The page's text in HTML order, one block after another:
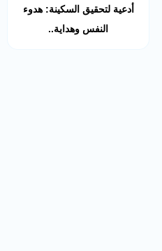
أدعية لتحقيق السكينة: هدوء
النفس وهداية..